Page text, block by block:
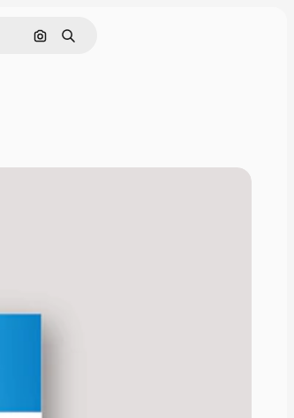
Buscar por imagen
Buscar